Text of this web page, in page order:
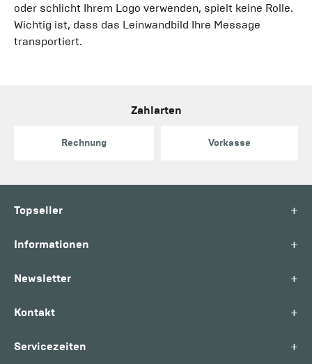
oder schlicht Ihrem Logo verwenden, spielt keine Rolle.
Wichtig ist, dass das Leinwandbild Ihre Message
transportiert.
Zahlarten
Rechnung Vorkasse
Topseller +
Informationen +
Newsletter +
Kontakt +
Servicezeiten +